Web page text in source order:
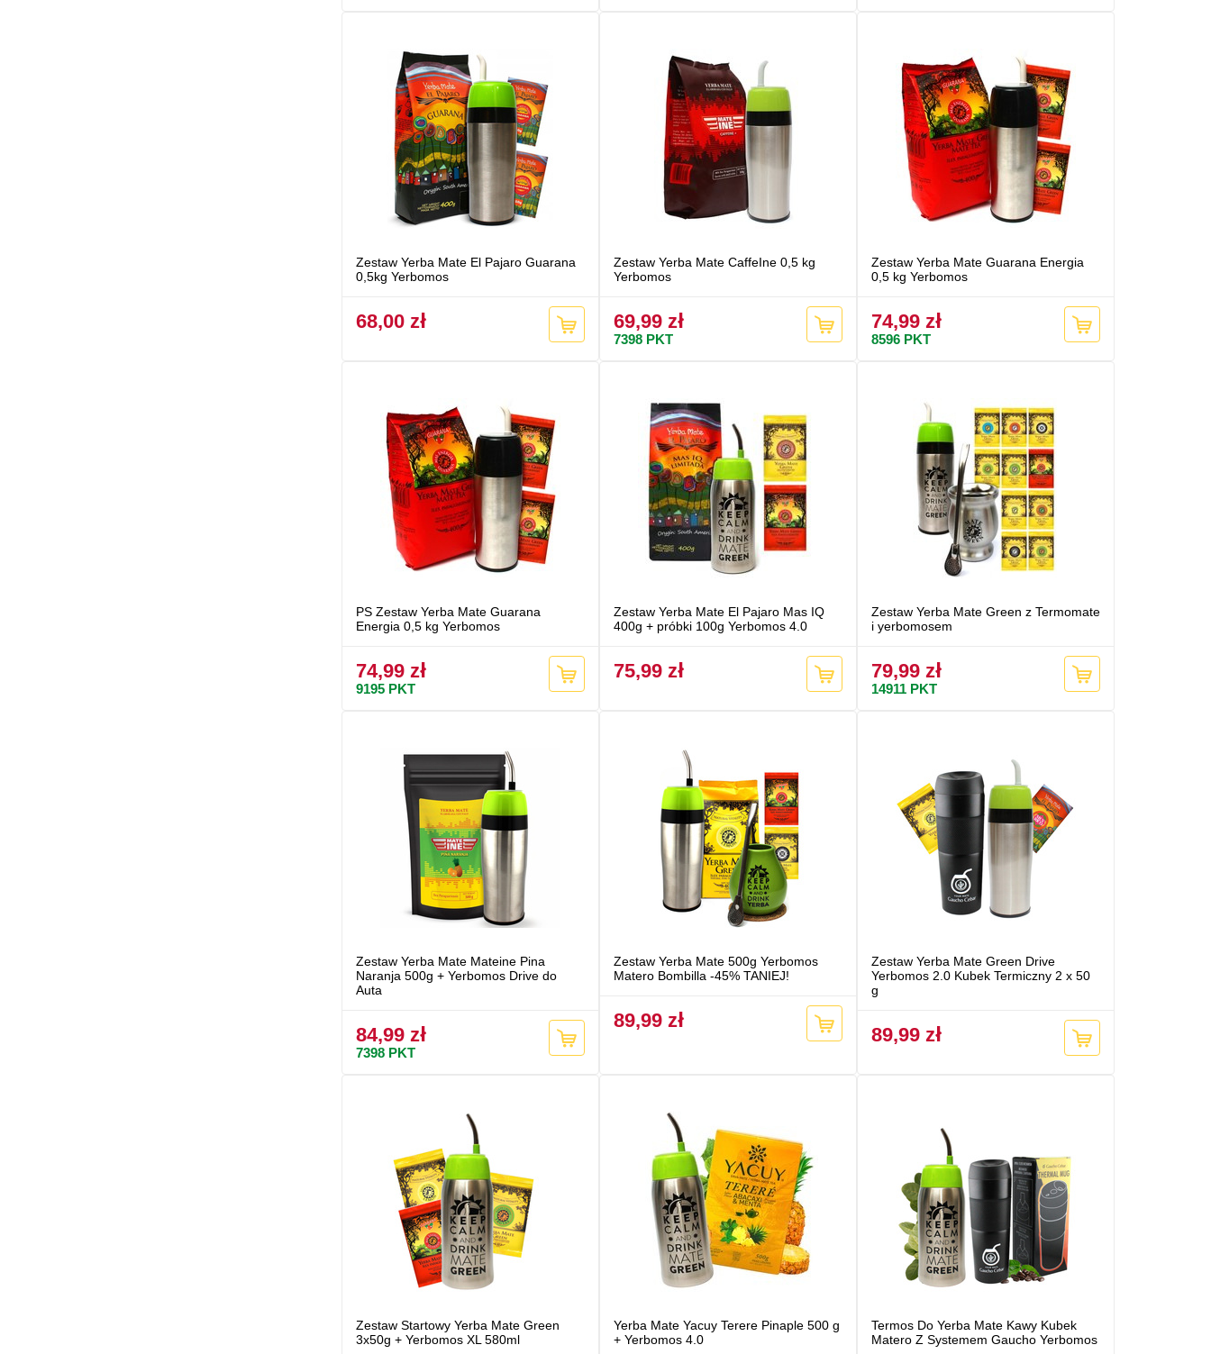
Zestaw Yerba Mate El Pajaro Guarana
0,5kg Yerbomos
68,00 zł
Zestaw Yerba Mate CaffeIne 0,5 kg
Yerbomos
69,99 zł
7398 PKT
Zestaw Yerba Mate Guarana Energia
0,5 kg Yerbomos
74,99 zł
8596 PKT
PS Zestaw Yerba Mate Guarana
Energia 0,5 kg Yerbomos
74,99 zł
9195 PKT
Zestaw Yerba Mate El Pajaro Mas IQ
400g + próbki 100g Yerbomos 4.0
75,99 zł
Zestaw Yerba Mate Green z Termomate
i yerbomosem
79,99 zł
14911 PKT
Zestaw Yerba Mate Mateine Pina
Naranja 500g + Yerbomos Drive do
Auta
84,99 zł
7398 PKT
Zestaw Yerba Mate 500g Yerbomos
Matero Bombilla -45% TANIEJ!
89,99 zł
Zestaw Yerba Mate Green Drive
Yerbomos 2.0 Kubek Termiczny 2 x 50
g
89,99 zł
Zestaw Startowy Yerba Mate Green
3x50g + Yerbomos XL 580ml
Yerba Mate Yacuy Terere Pinaple 500 g
+ Yerbomos 4.0
Termos Do Yerba Mate Kawy Kubek
Matero Z Systemem Gaucho Yerbomos